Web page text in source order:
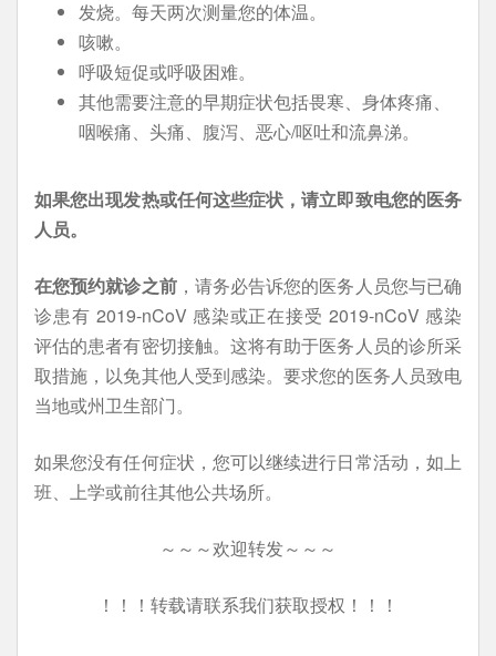
发烧。每天两次测量您的体温。
咳嗽。
呼吸短促或呼吸困难。
其他需要注意的早期症状包括畏寒、身体疼痛、
咽喉痛、头痛、腹泻、恶心/呕吐和流鼻涕。
如果您出现发热或任何这些症状，请立即致电您的医务
人员。
在您预约就诊之前，请务必告诉您的医务人员您与已确
诊患有 2019-nCoV 感染或正在接受 2019-nCoV 感染
评估的患者有密切接触。这将有助于医务人员的诊所采
取措施，以免其他人受到感染。要求您的医务人员致电
当地或州卫生部门。
如果您没有任何症状，您可以继续进行日常活动，如上
班、上学或前往其他公共场所。
～～～欢迎转发～～～
！！！转载请联系我们获取授权！！！